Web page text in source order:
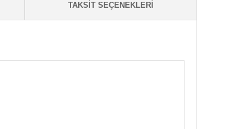
TAKSIT SEÇENEKLERI